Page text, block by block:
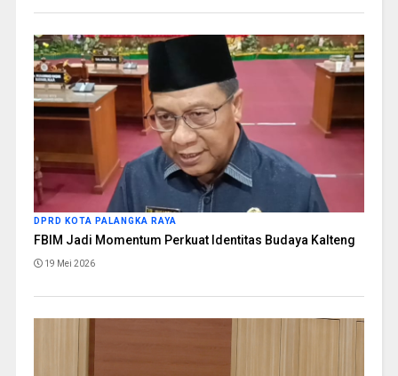
DPRD KOTA PALANGKA RAYA
FBIM Jadi Momentum Perkuat Identitas Budaya Kalteng
19 Mei 2026